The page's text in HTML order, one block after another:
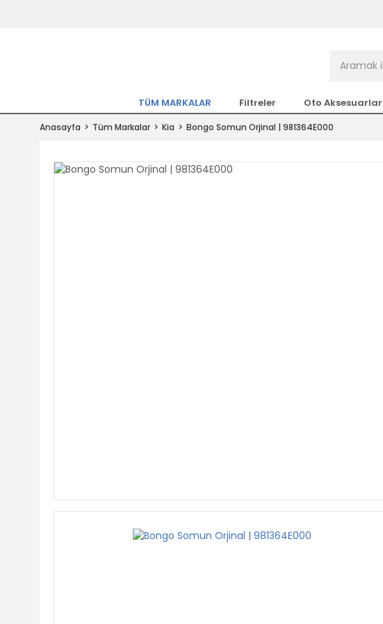
Tıkla Al, Mutlu Kal!
TÜM MARKALAR Filtreler Oto Aksesuarlar
Anasayfa Tüm Markalar Kia Bongo Somun Orjinal | 981364E000